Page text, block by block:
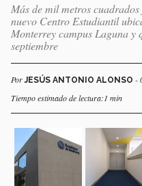
Más de mil metros
nuevo Centro Estudiantil
Monterrey campus Laguna y
septiembre
PorJESÚS ANTONIO ALONSO -
Tiempo estimado de lectura:1 min